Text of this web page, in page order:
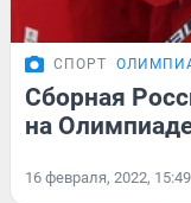
СПОРТ
Сборная
на
16 февраля, 2022, 15:49